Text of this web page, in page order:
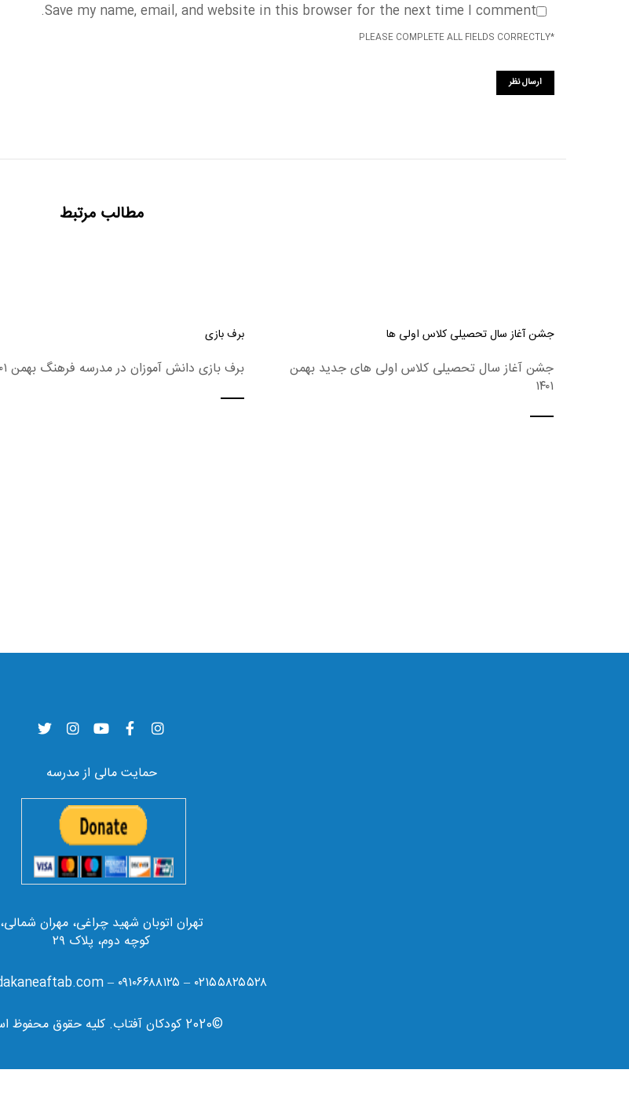
Save my name, email, and website in this browser for the next time I comment.
*PLEASE COMPLETE ALL FIELDS CORRECTLY
مطالب مرتبط
برف بازی
برف بازی دانش آموزان در مدرسه فرهنگ بهمن ۱۴۰۱
جشن آغاز سال تحصیلی کلاس اولی ها
جشن آغاز سال تحصیلی کلاس اولی های جدید بهمن
۱۴۰۱
حمایت مالی از مدرسه
تهران اتوبان شهید چراغی، مهران شمالی،
کوچه دوم، پلاک ۲۹
۰۲۱۵۵۸۲۵۵۲۸ – ۰۹۱۰۶۶۸۸۱۲۵ – info@koodakaneaftab.com
©2020 کودکان آفتاب. کلیه حقوق محفوظ است.